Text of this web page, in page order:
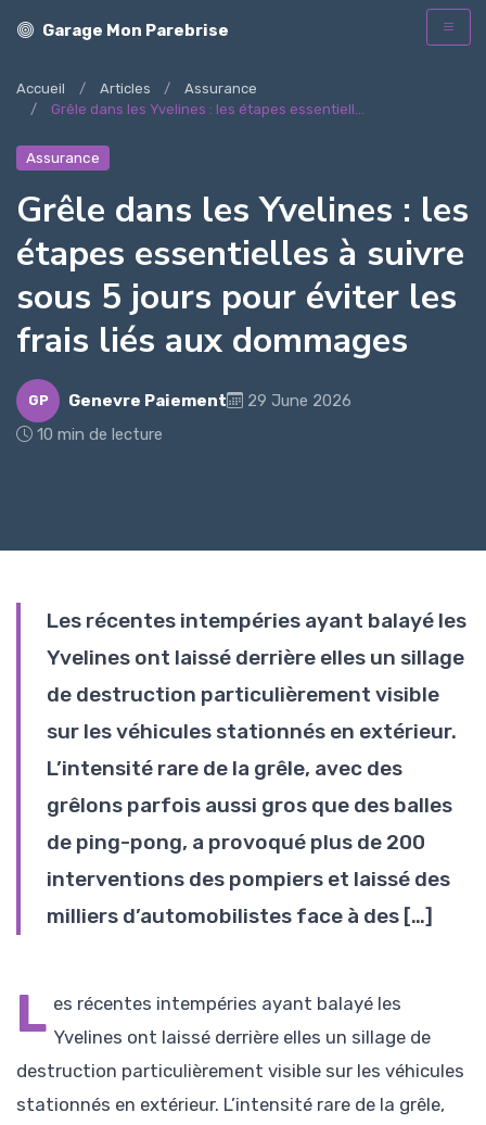
Garage Mon Parebrise
Accueil Articles
Assurance
Grêle dans les Yvelines : les étapes essentiell...
Assurance
Grêle dans les Yvelines : les
étapes essentielles à suivre
sous 5 jours pour éviter les
frais liés aux dommages
GP Genevre Paiement
29 June 2026
10 min de lecture
Les récentes intempéries ayant balayé les
Yvelines ont laissé derrière elles un sillage
de destruction particulièrement visible
sur les véhicules stationnés en extérieur.
L’intensité rare de la grêle, avec des
grêlons parfois aussi gros que des balles
de ping-pong, a provoqué plus de 200
interventions des pompiers et laissé des
milliers d’automobilistes face à des […]
L es récentes intempéries ayant balayé les
Yvelines ont laissé derrière elles un sillage de
destruction particulièrement visible sur les véhicules
stationnés en extérieur. L’intensité rare de la grêle,